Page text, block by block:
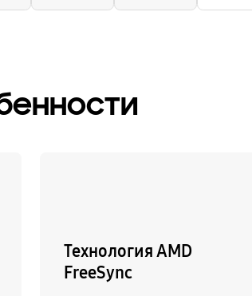
Технология AMD
FreeSync